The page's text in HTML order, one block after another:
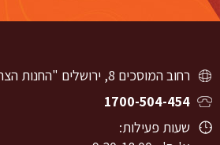
רחוב המוסכים 8, ירושלים "החנות הצהובה"
1700-504-454
שעות פעילות: